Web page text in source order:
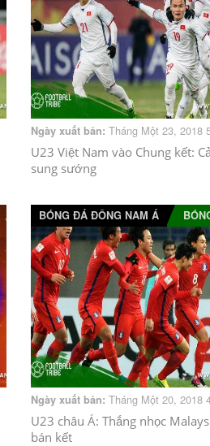
Ngày xuất bản: Tháng Một 23, 2018
U23 Việt Nam vào Chung kết:
sung sướng
BÓNG ĐÁ ĐÔNG NAM Á
Ngày xuất bản: Tháng Một 20, 2018
U23 châu Á: Thắng nhọc
bán kết